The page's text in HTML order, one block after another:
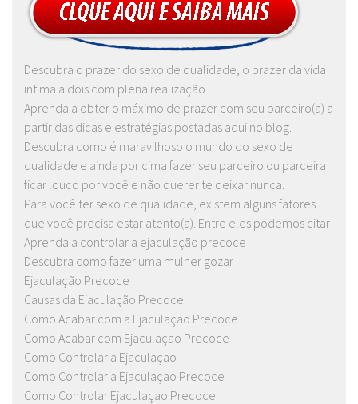
Descubra o prazer do sexo de qualidade, o prazer da vida
intima a dois com plena realização
Aprenda a obter o máximo de prazer com seu parceiro(a) a
partir das dicas e estratégias postadas aqui no blog.
Descubra como é maravilhoso o mundo do sexo de
qualidade e ainda por cima fazer seu parceiro ou parceira
ficar louco por você e não querer te deixar nunca.
Para você ter sexo de qualidade, existem alguns fatores
que você precisa estar atento(a). Entre eles podemos citar:
Aprenda a controlar a ejaculação precoce
Descubra como fazer uma mulher gozar
Ejaculação Precoce
Causas da Ejaculação Precoce
Como Acabar com a Ejaculaçao Precoce
Como Acabar com Ejaculaçao Precoce
Como Controlar a Ejaculaçao
Como Controlar a Ejaculaçao Precoce
Como Controlar Ejaculaçao Precoce